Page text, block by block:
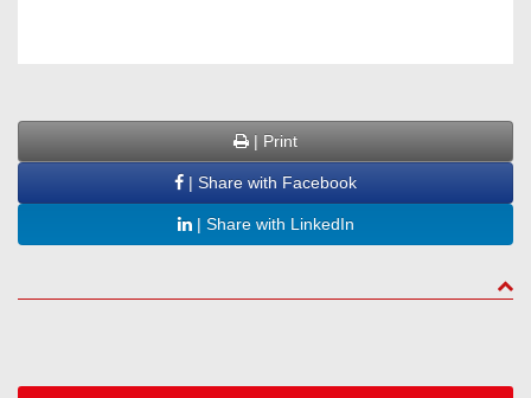
| Print
| Share with Facebook
| Share with LinkedIn
to